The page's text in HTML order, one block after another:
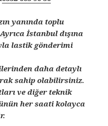
yanında toplu
İstanbul dışına
lastik gönderimi
daha detaylı
sahip olabilirsiniz.
ve diğer teknik
her saati kolayca